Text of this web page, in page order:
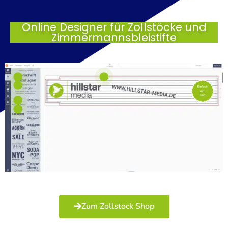
Online Designer für Zollstöcke und
Zimmermannsbleistifte
Zum Zollstock Shop